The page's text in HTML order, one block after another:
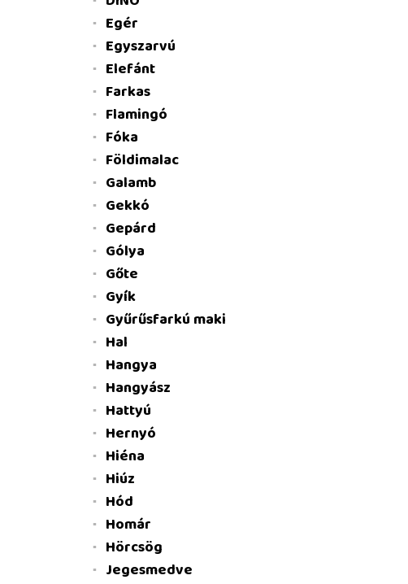
Egér
Egyszarvú
Elefánt
Farkas
Flamingó
Fóka
Földimalac
Galamb
Gekkó
Gepárd
Gólya
Gőte
Gyík
Gyűrűsfarkú maki
Hal
Hangya
Hangyász
Hattyú
Hernyó
Hiéna
Hiúz
Hód
Homár
Hörcsög
Jegesmedve